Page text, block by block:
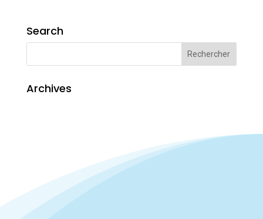
Search
Archives